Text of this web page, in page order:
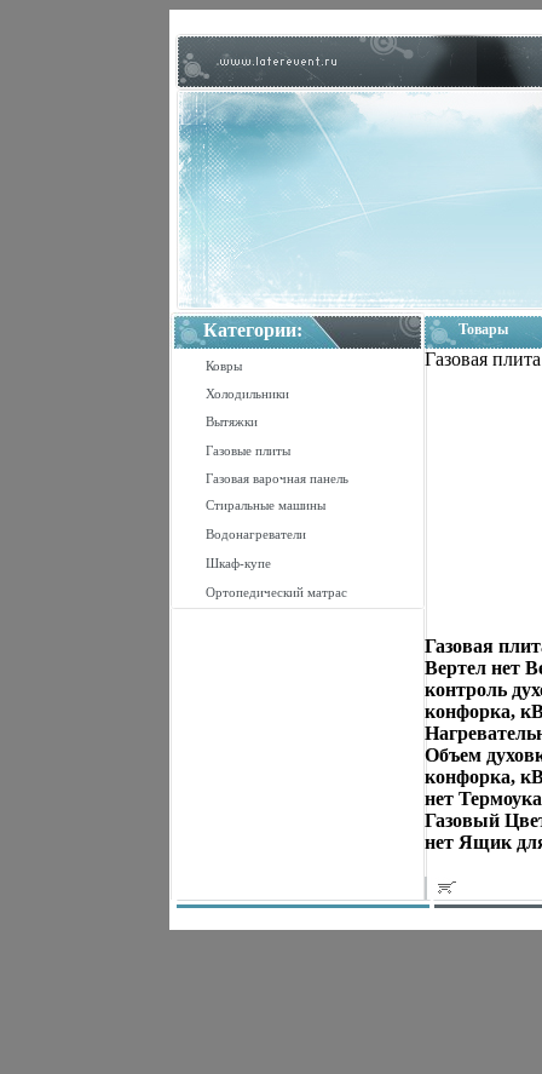
Категории:
Ковры
Холодильники
Вытяжки
Газовые плиты
Газовая варочная панель
Стиральные машины
Водонагреватели
Шкаф-купе
Ортопедический матрас
Товары
Газовая
Газовая
Вертел нет
контроль
конфорка,
Объем
конфорка,
нет
Газовый
нет Ящик